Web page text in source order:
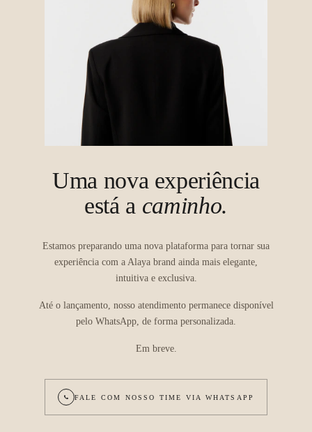
Uma nova experiência
está a caminho.
Estamos preparando uma nova plataforma para tornar sua
experiência com a Alaya brand ainda mais elegante,
intuitiva e exclusiva.
Até o lançamento, nosso atendimento permanece disponível
pelo WhatsApp, de forma personalizada.
Em breve.
FALE COM NOSSO TIME VIA WHATSAPP